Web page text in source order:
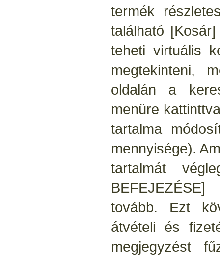
termék
található
teheti virtuális
megtekinteni,
oldalán a
menüre
tartalma
mennyisége).
tartalmát
tovább. Ezt
átvételi és
megjegyzést